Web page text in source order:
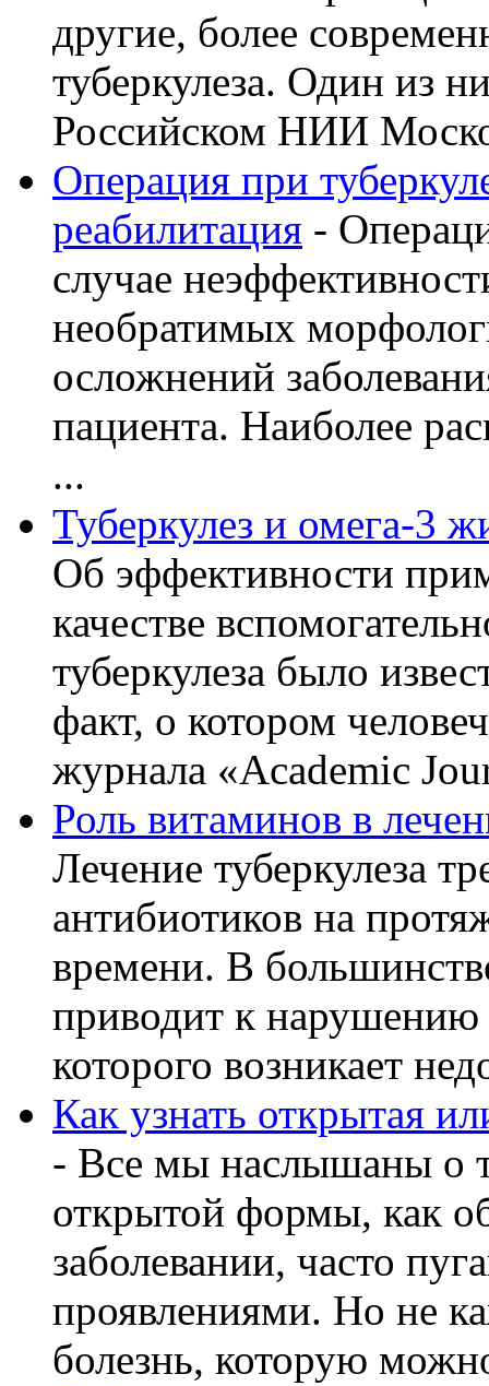
другие, более
туберкулеза. Один из
Российском НИИ
Операция при
реабилитация -
случае
необратимых
осложнений
пациента. Наиболее
...
Туберкулез и омега-3
Об эффективности
качестве
туберкулеза было
факт, о котором
журнала «Academic
Роль витаминов в
Лечение туберкулеза
антибиотиков на
времени. В
приводит к нарушению
которого возникает
Как узнать открытая
- Все мы наслышаны о
открытой формы, как
заболевании, часто
проявлениями. Но не
болезнь, которую